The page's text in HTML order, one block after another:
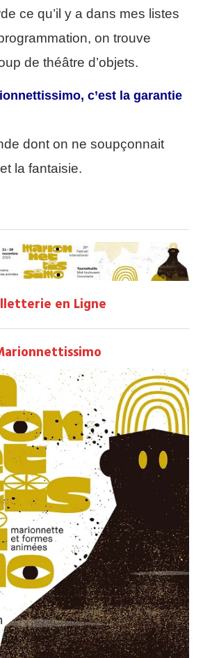
ce qu’il y a dans mes listes
on trouve
de théâtre d’objets.
c’est la garantie
dont on ne soupçonnait
la fantaisie.
en Ligne